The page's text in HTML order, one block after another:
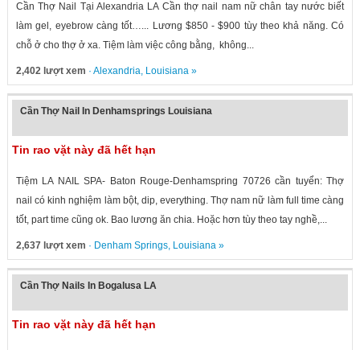
Cần Thợ Nail Tại Alexandria LA Cần thợ nail nam nữ chân tay nước biết
làm gel, eyebrow càng tốt…... Lương $850 - $900 tùy theo khả năng. Có
chỗ ở cho thợ ở xa. Tiệm làm việc công bằng, không...
2,402 lượt xem · Alexandria, Louisiana»
Cần Thợ Nail In Denhamsprings Louisiana
Tin rao vặt này đã hết hạn
Tiệm LA NAIL SPA- Baton Rouge-Denhamspring 70726 cần tuyển: Thợ
nail có kinh nghiệm làm bột, dip, everything. Thợ nam nữ làm full time càng
tốt, part time cũng ok. Bao lương ăn chia. Hoặc hơn tùy theo tay nghề,...
2,637 lượt xem · Denham Springs, Louisiana»
Cần Thợ Nails In Bogalusa LA
Tin rao vặt này đã hết hạn